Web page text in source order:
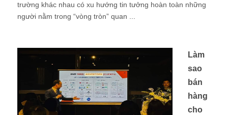
trường khác nhau có xu hướng tin tưởng hoàn toàn những
người nằm trong “vòng tròn” quan ...
Làm
sao
bán
hàng
cho